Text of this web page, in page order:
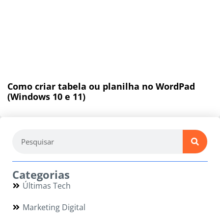
Como criar tabela ou planilha no WordPad
(Windows 10 e 11)
Categorias
Últimas Tech
Marketing Digital